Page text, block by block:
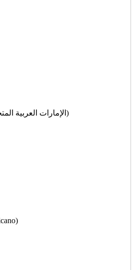
United Arab Emirates (الإمارات العربية المتحدة)